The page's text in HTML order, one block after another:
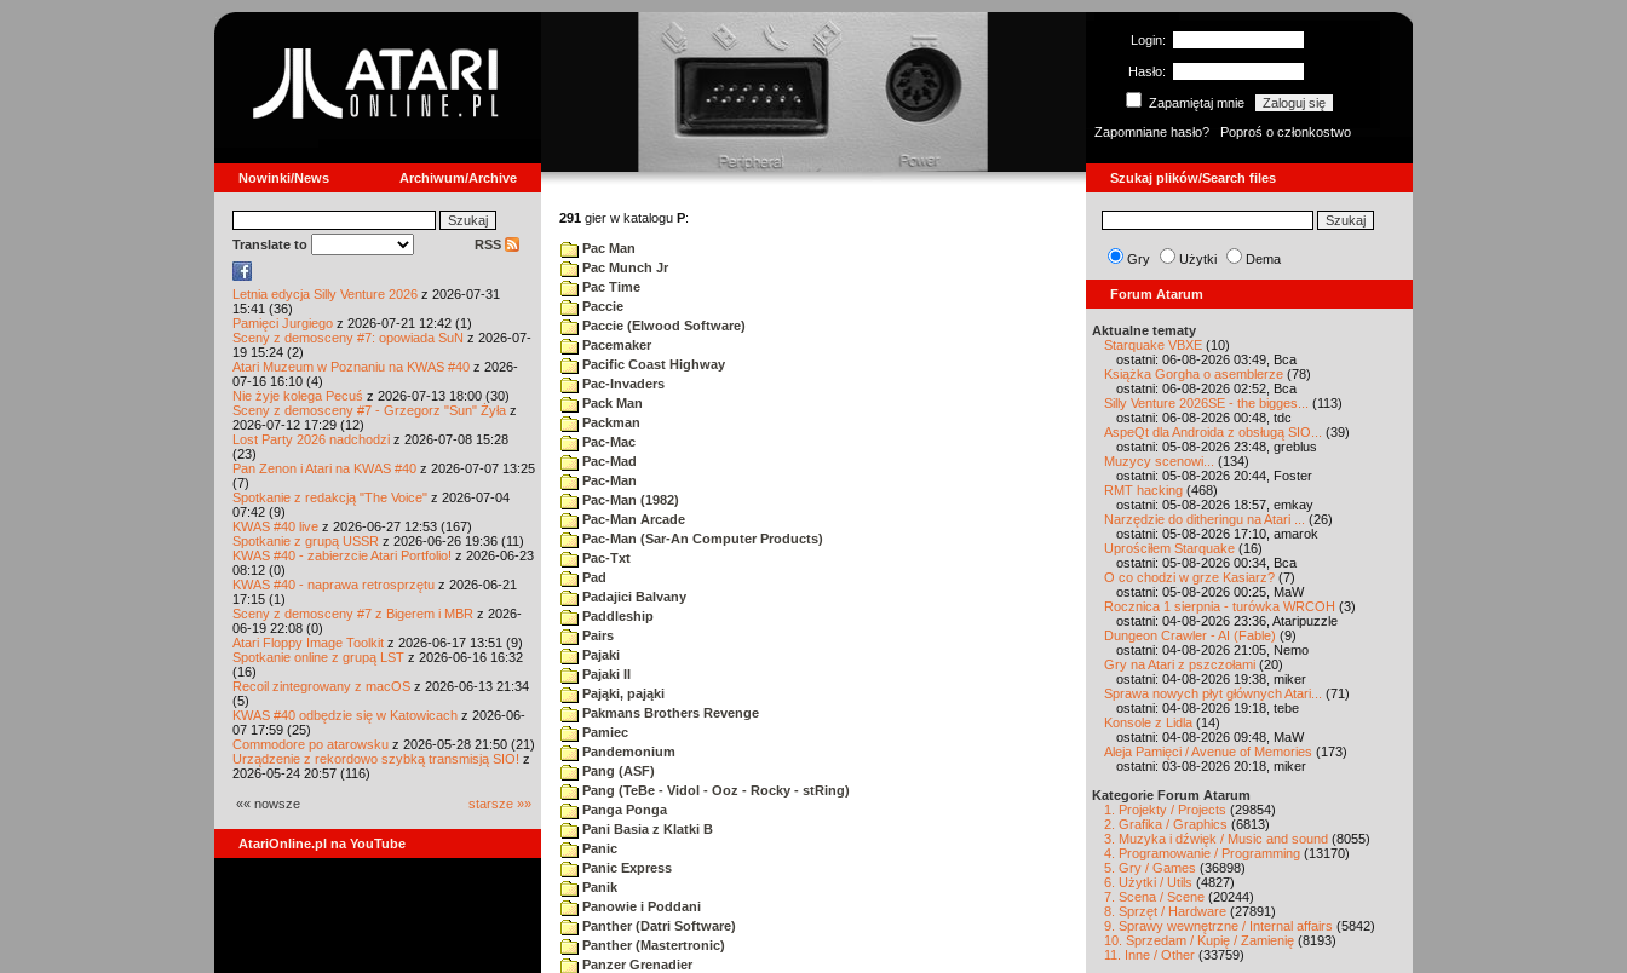
Login:
Hasło:
Zapamiętaj mnie
Zapomniane hasło?
Poproś o członkostwo
Nowinki/News Archiwum/Archive Szukaj plików/Search files
Translate to RSS
Letnia edycja Silly Venture 2026 z 2026-07-31
15:41 (36)
Pamięci Jurgiego z 2026-07-21 12:42 (1)
Sceny z demosceny #7: opowiada SuN z 2026-07-
19 15:24 (2)
Atari Muzeum w Poznaniu na KWAS #40 z 2026-
07-16 16:10 (4)
Nie żyje kolega Pecuś z 2026-07-13 18:00 (30)
Sceny z demosceny #7 - Grzegorz "Sun" Żyła z
2026-07-12 17:29 (12)
Lost Party 2026 nadchodzi z 2026-07-08 15:28
(23)
Pan Zenon i Atari na KWAS #40 z 2026-07-07 13:25
(7)
Spotkanie z redakcją "The Voice" z 2026-07-04
07:42 (9)
KWAS #40 live z 2026-06-27 12:53 (167)
Spotkanie z grupą USSR z 2026-06-26 19:36 (11)
KWAS #40 - zabierzcie Atari Portfolio! z 2026-06-23
08:12 (0)
KWAS #40 - naprawa retrosprzętu z 2026-06-21
17:15 (1)
Sceny z demosceny #7 z Bigerem i MBR z 2026-
06-19 22:08 (0)
Atari Floppy Image Toolkit z 2026-06-17 13:51 (9)
Spotkanie online z grupą LST z 2026-06-16 16:32
(16)
Recoil zintegrowany z macOS z 2026-06-13 21:34
(5)
KWAS #40 odbędzie się w Katowicach z 2026-06-
07 17:59 (25)
Commodore po atarowsku z 2026-05-28 21:50 (21)
Urządzenie z rekordowo szybką transmisją SIO! z
2026-05-24 20:57 (116)
«« nowsze starsze »»
AtariOnline.pl na YouTube
291 gier w katalogu P:
Pac Man
Pac Munch Jr
Pac Time
Paccie
Paccie (Elwood Software)
Pacemaker
Pacific Coast Highway
Pac-Invaders
Pack Man
Packman
Pac-Mac
Pac-Mad
Pac-Man
Pac-Man (1982)
Pac-Man Arcade
Pac-Man (Sar-An Computer Products)
Pac-Txt
Pad
Padajici Balvany
Paddleship
Pairs
Pajaki
Pajaki II
Pająki, pająki
Pakmans Brothers Revenge
Pamiec
Pandemonium
Pang (ASF)
Pang (TeBe - Vidol - Ooz - Rocky - stRing)
Panga Ponga
Pani Basia z Klatki B
Panic
Panic Express
Panik
Panowie i Poddani
Panther (Datri Software)
Panther (Mastertronic)
Panzer Grenadier
Gry Użytki Dema
Forum Atarum
Aktualne tematy
Starquake VBXE (10)
ostatni: 06-08-2026 03:49, Bca
Książka Gorgha o asemblerze (78)
ostatni: 06-08-2026 02:52, Bca
Silly Venture 2026SE - the bigges...
(113)
ostatni: 06-08-2026 00:48, tdc
AspeQt dla Androida z obsługą SIO...
(39)
ostatni: 05-08-2026 23:48, greblus
Muzycy scenowi...
(134)
ostatni: 05-08-2026 20:44, Foster
RMT hacking (468)
ostatni: 05-08-2026 18:57, emkay
Narzędzie do ditheringu na Atari ...
(26)
ostatni: 05-08-2026 17:10, amarok
Uprościłem Starquake (16)
ostatni: 05-08-2026 00:34, Bca
O co chodzi w grze Kasiarz? (7)
ostatni: 05-08-2026 00:25, MaW
Rocznica 1 sierpnia - turówka WRCOH (3)
ostatni: 04-08-2026 23:36, Ataripuzzle
Dungeon Crawler - AI (Fable) (9)
ostatni: 04-08-2026 21:05, Nemo
Gry na Atari z pszczołami (20)
ostatni: 04-08-2026 19:38, miker
Sprawa nowych płyt głównych Atari...
(71)
ostatni: 04-08-2026 19:18, tebe
Konsole z Lidla (14)
ostatni: 04-08-2026 09:48, MaW
Aleja Pamięci / Avenue of Memories (173)
ostatni: 03-08-2026 20:18, miker
Kategorie Forum Atarum
1. Projekty / Projects (29854)
2. Grafika / Graphics (6813)
3. Muzyka i dźwięk / Music and sound (8055)
4. Programowanie / Programming (13170)
5. Gry / Games (36898)
6. Użytki / Utils (4827)
7. Scena / Scene (20244)
8. Sprzęt / Hardware (27891)
9. Sprawy wewnętrzne / Internal affairs (5842)
10. Sprzedam / Kupię / Zamienię (8193)
11. Inne / Other (33759)